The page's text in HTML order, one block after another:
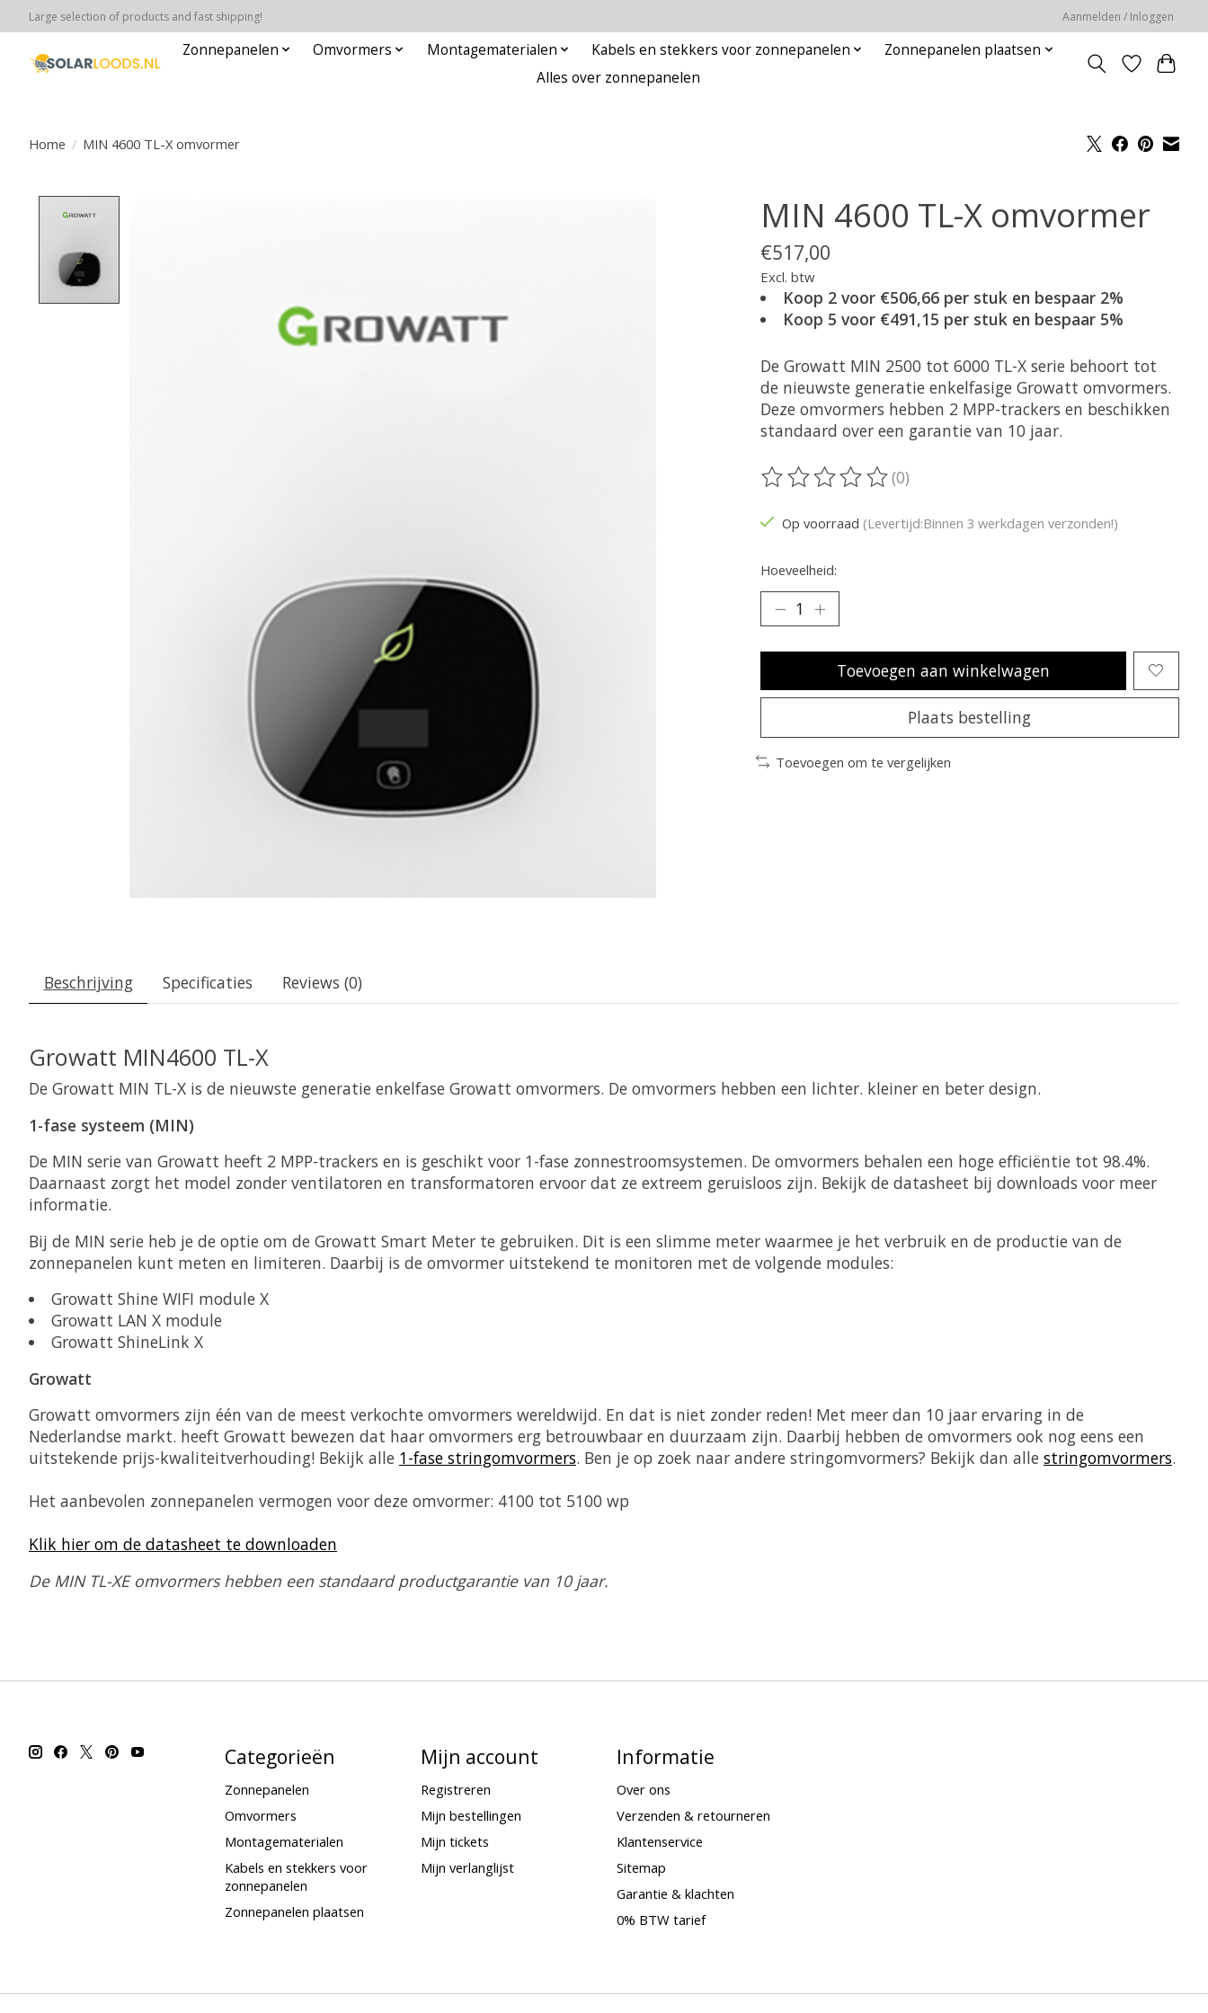
Large selection of products and fast shipping! Aanmelden / Inloggen
Zonnepanelen Omvormers Montagematerialen Kabels en stekkers voor zonnepanelen
Zonnepanelen plaatsen
Alles over zonnepanelen
Home / MIN 4600 TL-X omvormer
MIN 4600 TL-X omvormer
€517,00
Excl. btw
Koop 2 voor €506,66 per stuk en bespaar 2%
Koop 5 voor €491,15 per stuk en bespaar 5%
De Growatt MIN 2500 tot 6000 TL-X serie behoort tot
de nieuwste generatie enkelfasige Growatt omvormers.
Deze omvormers hebben 2 MPP-trackers en beschikken
standaard over een garantie van 10 jaar.
De beoordeling van dit product is
(0)
Op voorraad (Levertijd:Binnen 3 werkdagen verzonden!)
Hoeveelheid:
Toevoegen aan winkelwagen
Plaats bestelling
Toevoegen om te vergelijken
Beschrijving Specificaties Reviews (0)
Growatt MIN4600 TL-X
De Growatt MIN TL-X is de nieuwste generatie enkelfase Growatt omvormers. De omvormers hebben een lichter. kleiner en beter design.
1-fase systeem (MIN)
De MIN serie van Growatt heeft 2 MPP-trackers en is geschikt voor 1-fase zonnestroomsystemen. De omvormers behalen een hoge efficiëntie tot 98.4%.
Daarnaast zorgt het model zonder ventilatoren en transformatoren ervoor dat ze extreem geruisloos zijn. Bekijk de datasheet bij downloads voor meer
informatie.
Bij de MIN serie heb je de optie om de Growatt Smart Meter te gebruiken. Dit is een slimme meter waarmee je het verbruik en de productie van de
zonnepanelen kunt meten en limiteren. Daarbij is de omvormer uitstekend te monitoren met de volgende modules:
Growatt Shine WIFI module X
Growatt LAN X module
Growatt ShineLink X
Growatt
Growatt omvormers zijn één van de meest verkochte omvormers wereldwijd. En dat is niet zonder reden! Met meer dan 10 jaar ervaring in de
Nederlandse markt. heeft Growatt bewezen dat haar omvormers erg betrouwbaar en duurzaam zijn. Daarbij hebben de omvormers ook nog eens een
uitstekende prijs-kwaliteitverhouding! Bekijk alle 1-fase stringomvormers. Ben je op zoek naar andere stringomvormers? Bekijk dan alle stringomvormers.
Het aanbevolen zonnepanelen vermogen voor deze omvormer: 4100 tot 5100 wp
Klik hier om de datasheet te downloaden
De MIN TL-XE omvormers hebben een standaard productgarantie van 10 jaar.
Categorieën
Zonnepanelen
Omvormers
Montagematerialen
Kabels en stekkers voor
zonnepanelen
Zonnepanelen plaatsen
Mijn account
Registreren
Mijn bestellingen
Mijn tickets
Mijn verlanglijst
Informatie
Over ons
Verzenden & retourneren
Klantenservice
Sitemap
Garantie & klachten
0% BTW tarief